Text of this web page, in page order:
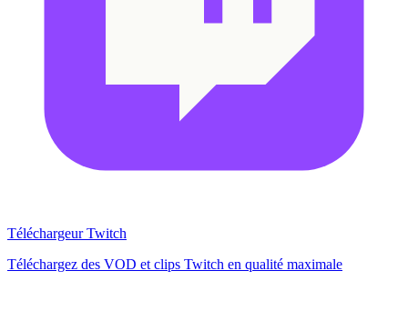
Téléchargeur Twitch
Téléchargez des VOD et clips Twitch en qualité maximale